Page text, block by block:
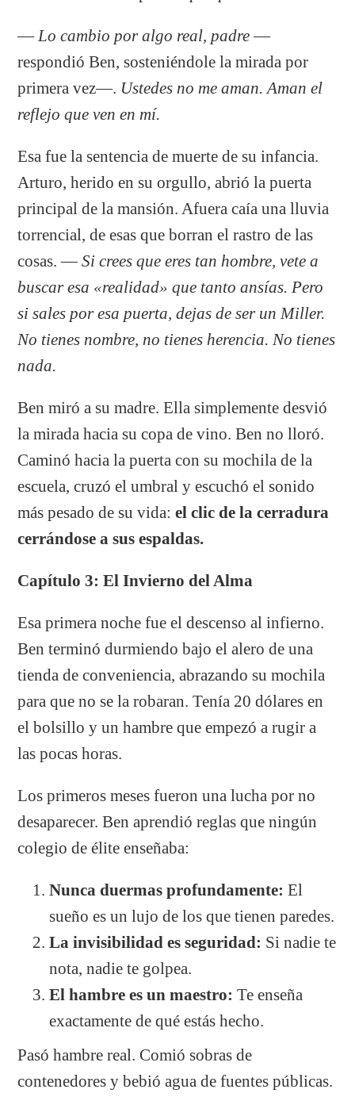
— Lo cambio por algo real, padre—
respondió Ben, sosteniéndole la mirada por
primera vez—. Ustedes no me aman. Aman el
reflejo que ven en mí.
Esa fue la sentencia de muerte de su infancia.
Arturo, herido en su orgullo, abrió la puerta
principal de la mansión. Afuera caía una lluvia
torrencial, de esas que borran el rastro de las
cosas. —Si crees que eres tan hombre, vete a
buscar esa «realidad» que tanto ansías. Pero
si sales por esa puerta, dejas de ser un Miller.
No tienes nombre, no tienes herencia. No tienes
nada.
Ben miró a su madre. Ella simplemente desvió
la mirada hacia su copa de vino. Ben no lloró.
Caminó hacia la puerta con su mochila de la
escuela, cruzó el umbral y escuchó el sonido
más pesado de su vida:el clic de la cerradura
cerrándose a sus espaldas.
Capítulo 3: El Invierno del Alma
Esa primera noche fue el descenso al infierno.
Ben terminó durmiendo bajo el alero de una
tienda de conveniencia, abrazando su mochila
para que no se la robaran. Tenía 20 dólares en
el bolsillo y un hambre que empezó a rugir a
las pocas horas.
Los primeros meses fueron una lucha por no
desaparecer. Ben aprendió reglas que ningún
colegio de élite enseñaba:
Nunca duermas profundamente: El
sueño es un lujo de los que tienen paredes.
La invisibilidad es seguridad: Si nadie te
nota, nadie te golpea.
El hambre es un maestro: Te enseña
exactamente de qué estás hecho.
Pasó hambre real. Comió sobras de
contenedores y bebió agua de fuentes públicas.